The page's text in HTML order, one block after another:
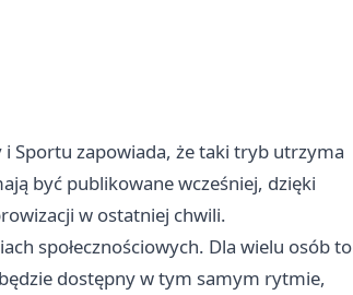
Sportu zapowiada, że taki tryb utrzyma
być publikowane wcześniej, dzięki
w ostatniej chwili.
społecznościowych. Dla wielu osób to
dostępny w tym samym rytmie,